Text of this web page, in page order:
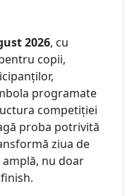
2026, cu
copii,
programate
competiției
proba potrivită
ziua de
nu doar